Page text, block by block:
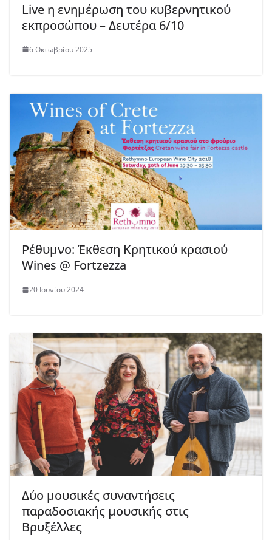
Live η ενημέρωση του κυβερνητικού
εκπροσώπου – Δευτέρα 6/10
6 Οκτωβρίου 2025
Ρέθυμνο: Έκθεση Κρητικού κρασιού
Wines @ Fortzezza
20 Ιουνίου 2024
Δύο μουσικές συναντήσεις
παραδοσιακής μουσικής στις
Βρυξέλλες